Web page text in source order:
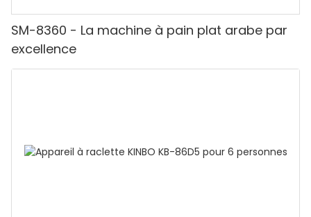
SM-8360 - La machine à pain plat arabe par
excellence